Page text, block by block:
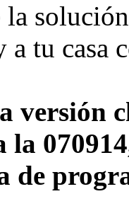
a tu casa
versión
la
de